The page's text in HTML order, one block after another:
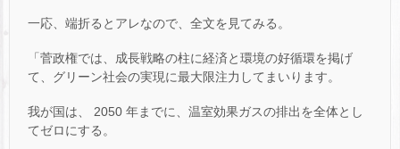
一応、端折るとアレなので、全文を見てみる。
「菅政権では、成長戦略の柱に経済と環境の好循環を掲げ
て、グリーン社会の実現に最大限注力してまいります。
我が国は、 2050 年までに、温室効果ガスの排出を全体とし
てゼロにする。